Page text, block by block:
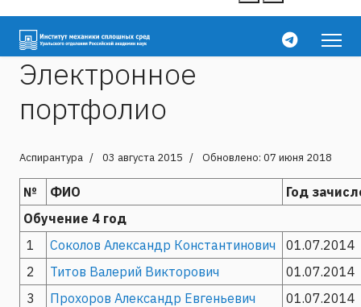
Электронное
портфолио
Аспирантура 03 августа 2015 Обновлено: 07 июня 2018
№ ФИО
Год
Обучение 4 год
1
Соколов Александр Константинович
01.07.2014
2
Титов Валерий Викторович
01.07.2014
3
Прохоров Александр Евгеньевич
01.07.2014